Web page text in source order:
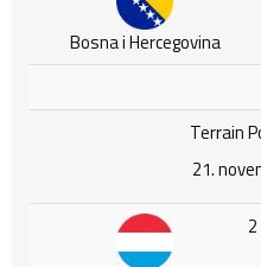
Bosna i Hercegovina
Terrain
21.